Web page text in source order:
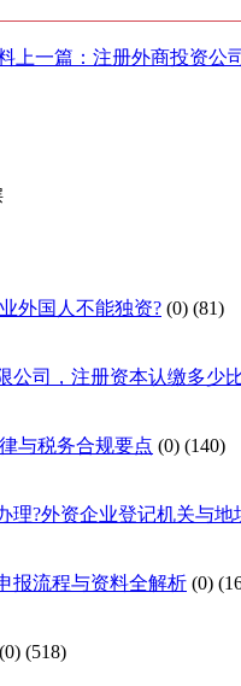
上一篇：注册外商投资公
外国人不能独资? (0) (81)
公司，注册资本认缴多少
与税务合规要点 (0) (140)
理?外资企业登记机关与地
报流程与资料全解析 (0)
(0) (518)